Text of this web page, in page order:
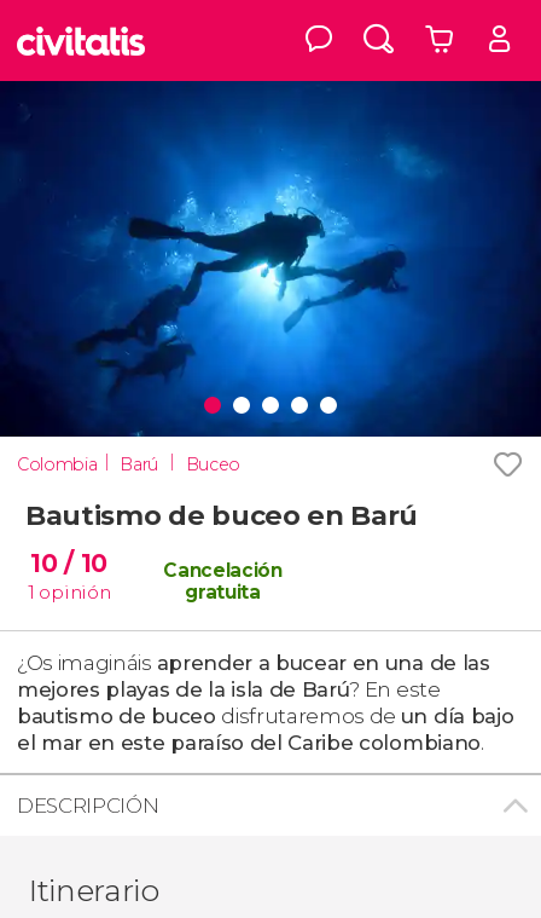
Colombia Barú Buceo
Bautismo de buceo en Barú
10/ 10
1 opinión
Cancelación
gratuita
¿Os imagináis aprender a bucear en una de las
mejores playas de la isla de Barú? En este
bautismo de buceo disfrutaremos de un día bajo
el mar en este paraíso del Caribe colombiano.
DESCRIPCIÓN
Itinerario